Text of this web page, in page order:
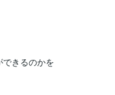
きるのかを